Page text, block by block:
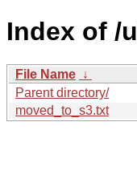
Index of /
File Name ↓
Parent directory/
moved_to_s3.txt